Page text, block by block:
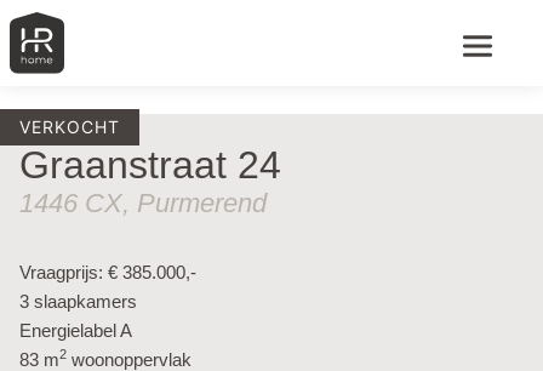
VERKOCHT
Graanstraat 24
1446 CX, Purmerend
Vraagprijs: € 385.000,-
3 slaapkamers
Energielabel A
83 m2 woonoppervlak​